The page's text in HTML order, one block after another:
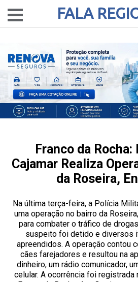
FALA
Franco da
Cajamar Realiza
da Roseira,
Na última terça-feira, a Polícia
uma operação no bairro da
para combater o tráfico de
suspeito foi detido e diversos
apreendidos. A operação contou
cães farejadores e resultou na
dinheiro, um rádio comunicador,
celular. A ocorrência foi